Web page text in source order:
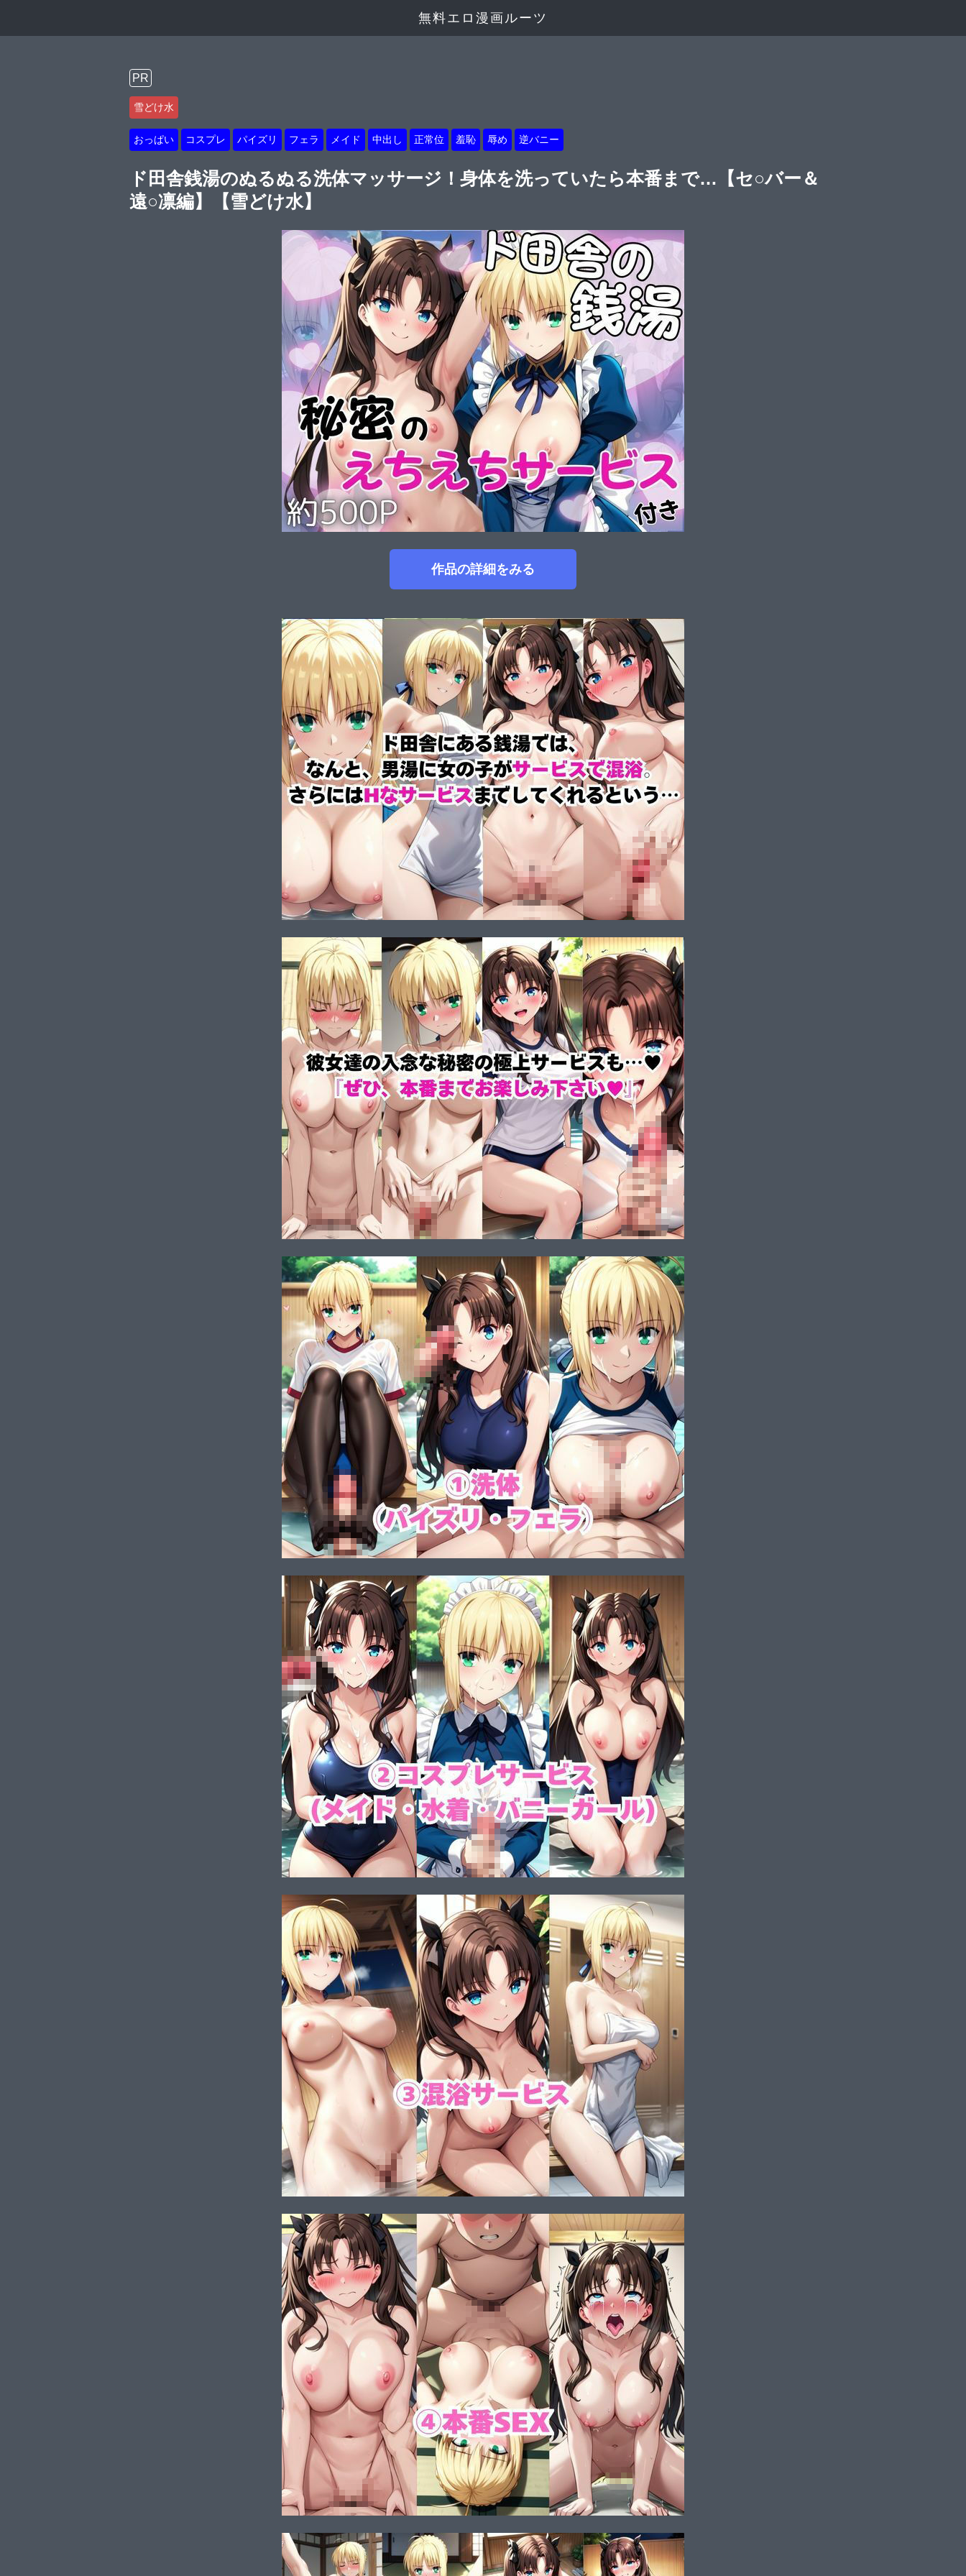
無料エロ漫画ルーツ
PR
雪どけ水
おっぱい コスプレ パイズリ フェラ メイド 中出し 正常位 羞恥 辱め 逆バニー
ド田舎銭湯のぬるぬる洗体マッサージ！身体を洗っていたら本番まで…【セ○バー＆
遠○凛編】【雪どけ水】
作品の詳細をみる